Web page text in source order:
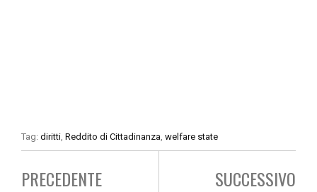
Tag: diritti Reddito di Cittadinanza welfare state
PRECEDENTE SUCCESSIVO